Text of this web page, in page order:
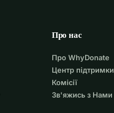
Про нас
Про WhyDonate
Центр підтримки
Комісії
Зв'яжись з Нами